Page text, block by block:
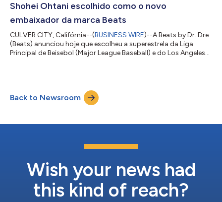
Shohei Ohtani escolhido como o novo
embaixador da marca Beats
CULVER CITY, Califórnia--(BUSINESS WIRE)--A Beats by Dr. Dre
(Beats) anunciou hoje que escolheu a superestrela da Liga
Principal de Beisebol (Major League Baseball) e do Los Angeles
dinâmicos da marca. “Como embaixador da Beats, sinto-me
profundamente honrado de trabalhar ao lado de atletas tão
incríveis, como o Lebron James e o L...
Back to Newsroom
Wish your news had
this kind of reach?